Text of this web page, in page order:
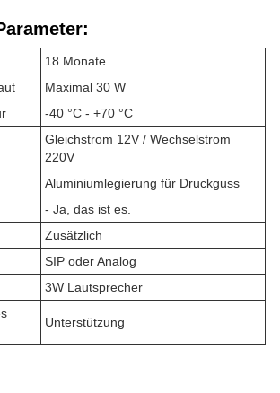
18 Monate
Maximal 30 W
-40 °C - +70 °C
Gleichstrom 12V / Wechselstrom
220V
Aluminiumlegierung für Druckguss
- Ja, das ist es.
Zusätzlich
SIP oder Analog
3W Lautsprecher
Unterstützung